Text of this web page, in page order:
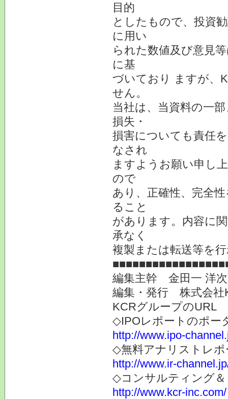
目的
としたもので、投資
に用い
られた数値及び意見
に基
づいており ますが、
せん。
当社は、当資料の一
損失・
損害についても責任
なされ
ますようお願い申し
ので
あり、正確性、完全
ること
があります。内容に
承なく
複製または転送等を
編集主幹 金田一 洋
編集・発行 株式会社
KCRグループのURL
◇IPOレポートのポー
http://www.ipo-
◇無料アナリストレ
http://www.ir-
◇コンサルティング＆
http://www.kcr-inc.com/